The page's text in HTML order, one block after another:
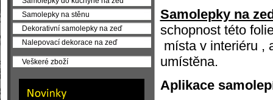
Samolepky na
schopnost této
místa v interiéru ,
umístěna.
Aplikace
Samolepky na stěnu
Dekorativní samolepky na zeď
Nalepovací dekorace na zeď
Veškeré zboží